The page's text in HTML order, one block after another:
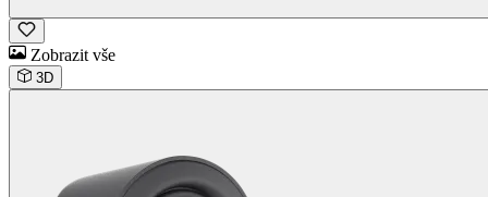
Zobrazit vše
3D